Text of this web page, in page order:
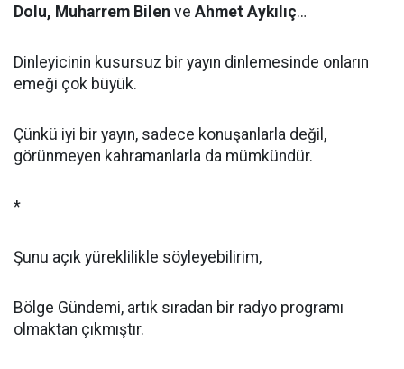
Dolu, Muharrem Bilen ve Ahmet Aykılıç…
Dinleyicinin kusursuz bir yayın dinlemesinde onların
emeği çok büyük.
Çünkü iyi bir yayın, sadece konuşanlarla değil,
görünmeyen kahramanlarla da mümkündür.
*
Şunu açık yüreklilikle söyleyebilirim,
Bölge Gündemi, artık sıradan bir radyo programı
olmaktan çıkmıştır.